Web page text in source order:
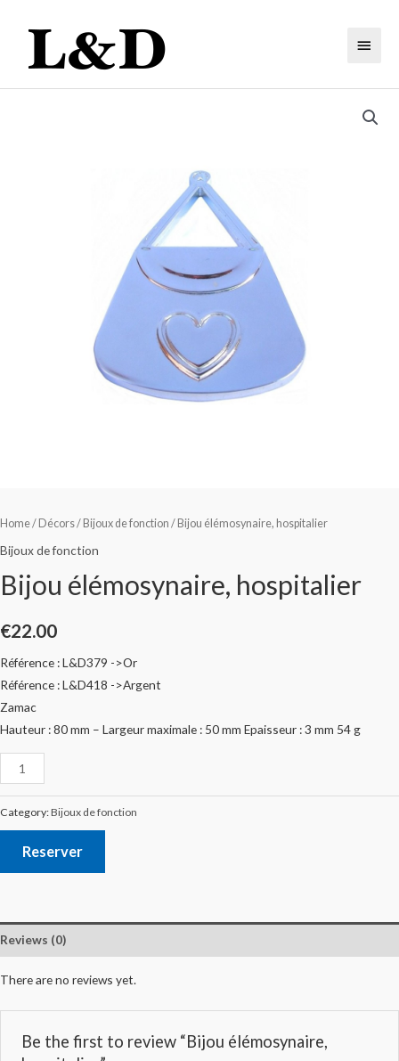
Home/ Décors/ Bijoux de fonction / Bijou élémosynaire, hospitalier
Bijoux de fonction
Bijou élémosynaire, hospitalier
€22.00
Référence : L&D379 ->Or
Référence : L&D418 ->Argent
Zamac
Hauteur : 80 mm – Largeur maximale : 50 mm Epaisseur : 3 mm 54 g
Category:Bijoux de fonction
Reserver
Reviews (0)
There are no reviews yet.
Be the first to review “Bijou élémosynaire,